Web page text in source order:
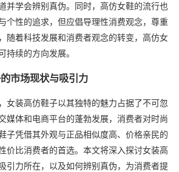
并学会辨别真伪。同时，高仿女鞋的流行也
个性的追求，但应倡导理性消费观念，尊重
随着科技发展和消费者观念的转变，高仿女
持续的方向发展。
市场现状与吸引力
女装高仿鞋子以其独特的魅力占据了不可忽
媒体和电商平台的蓬勃发展，消费者对时尚
子凭借其外观与正品相似度高、价格亲民的
价比消费者的首选。本文将深入探讨女装高
引力所在，以及如何辨别真伪，为消费者提